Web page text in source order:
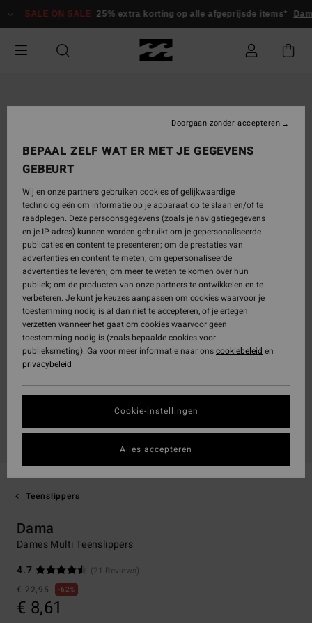
naar
SALE ON SALE 25% extra korting op alle afgeprijsde items*
Teenslippers
Dama
Dames Multi Teenslippers
4.7
(21 Reviews)
€ 22,95
62%
€ 8,61
BEPAAL ZELF WAT ER MET JE GEGEVENS
GEBEURT
Wij en onze partners gebruiken cookies of gelijkwaardige
technologieën om informatie op je apparaat op te slaan en/of te
raadplegen. Deze persoonsgegevens (zoals je navigatiegegevens
en je IP-adres) kunnen worden gebruikt om je gepersonaliseerde
publicaties en content te presenteren; om de prestaties van
advertenties en content te meten; om gepersonaliseerde
advertenties te leveren; om meer te weten te komen over hun
publiek; om de producten van onze partners te ontwikkelen en te
verbeteren. Je kunt je keuzes aanpassen om cookies waarvoor je
toestemming nodig is al dan niet te accepteren, of je ertegen
verzetten wanneer het gaat om cookies waarvoor geen
toestemming nodig is (zoals bepaalde cookies voor
publieksmeting). Ga voor meer informatie naar onscookiebeleid en
privacybeleid
Cookie-instellingen
Doorgaan zonder accepteren
Alles accepteren